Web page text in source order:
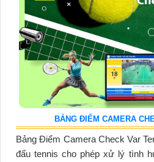
BẢNG ĐIỂM CAMERA
Bảng Điểm Camera Check Var
đấu tennis cho phép xử lý tình